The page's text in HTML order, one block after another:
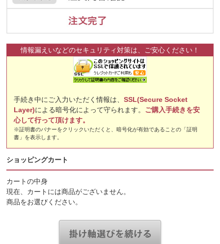
情報漏えいなどのセキュリティ対策は、ご安心ください！
手続き中にご入力いただく情報は、SSL(Secure Socket
Layer)による暗号化によって守られます。 ご購入手続きを安
心して行って頂けます。
※証明書のバナーをクリックいただくと、暗号化が有効であることの「証明
書」を表示します。
ショッピングカート
カートの中身
現在、カートには商品がございません。
商品をお選びください。